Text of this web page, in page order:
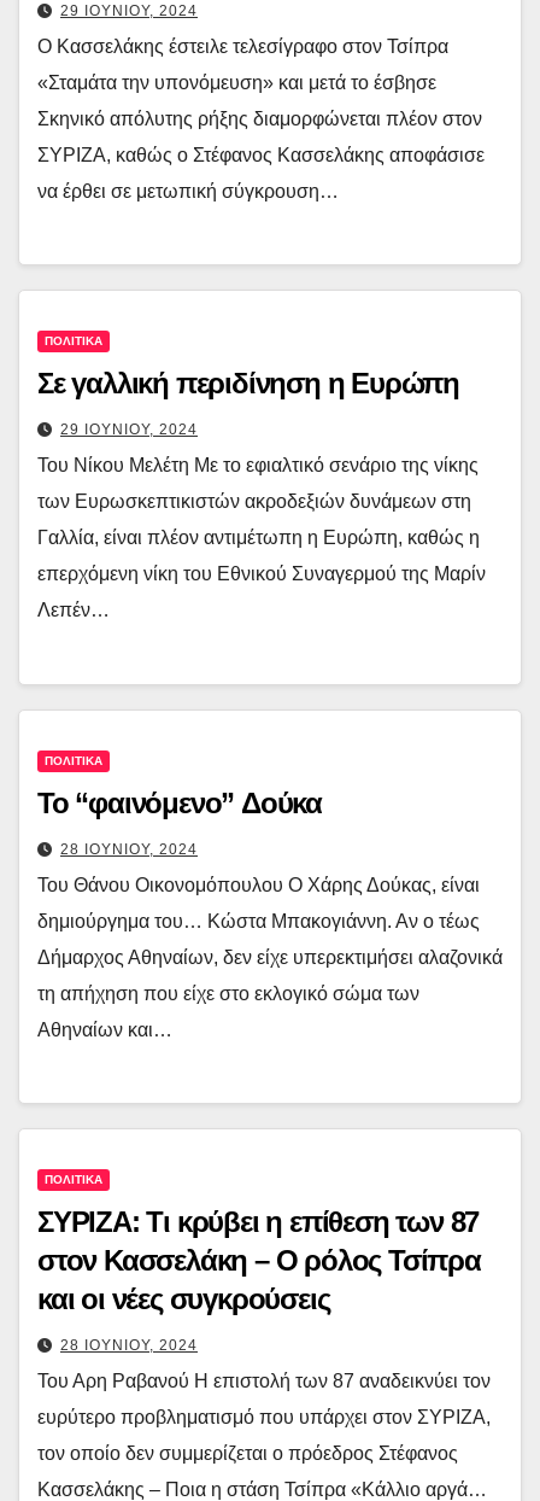
29 ΙΟΥΝΙΟΥ, 2024
Ο Κασσελάκης έστειλε τελεσίγραφο στον Τσίπρα
«Σταμάτα την υπονόμευση» και μετά το έσβησε
Σκηνικό απόλυτης ρήξης διαμορφώνεται πλέον στον
ΣΥΡΙΖΑ, καθώς ο Στέφανος Κασσελάκης αποφάσισε
να έρθει σε μετωπική σύγκρουση…
ΠΟΛΙΤΙΚΑ
Σε γαλλική περιδίνηση η Ευρώπη
29 ΙΟΥΝΙΟΥ, 2024
Του Νίκου Μελέτη Με το εφιαλτικό σενάριο της νίκης
των Ευρωσκεπτικιστών ακροδεξιών δυνάμεων στη
Γαλλία, είναι πλέον αντιμέτωπη η Ευρώπη, καθώς η
επερχόμενη νίκη του Εθνικού Συναγερμού της Μαρίν
Λεπέν…
ΠΟΛΙΤΙΚΑ
Το “φαινόμενο” Δούκα
28 ΙΟΥΝΙΟΥ, 2024
Του Θάνου Οικονομόπουλου Ο Χάρης Δούκας, είναι
δημιούργημα του… Κώστα Μπακογιάννη. Αν ο τέως
Δήμαρχος Αθηναίων, δεν είχε υπερεκτιμήσει αλαζονικά
τη απήχηση που είχε στο εκλογικό σώμα των
Αθηναίων και…
ΠΟΛΙΤΙΚΑ
ΣΥΡΙΖΑ: Τι κρύβει η επίθεση των 87
στον Κασσελάκη – Ο ρόλος Τσίπρα
και οι νέες συγκρούσεις
28 ΙΟΥΝΙΟΥ, 2024
Του Αρη Ραβανού Η επιστολή των 87 αναδεικνύει τον
ευρύτερο προβληματισμό που υπάρχει στον ΣΥΡΙΖΑ,
τον οποίο δεν συμμερίζεται ο πρόεδρος Στέφανος
Κασσελάκης – Ποια η στάση Τσίπρα «Κάλλιο αργά…